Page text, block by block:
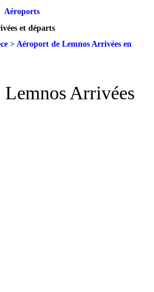
Aéroports
et départs
> Aéroport de Lemnos Arrivées en
Arrivées